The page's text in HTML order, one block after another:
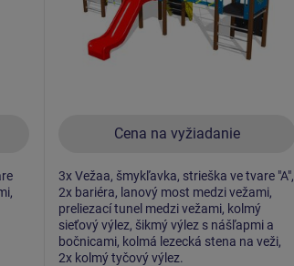
Cena na vyžiadanie
3x Vežaa, šmykľavka, strieška ve tvare "A",
2x bariéra, lanový most medzi vežami,
preliezací tunel medzi vežami, kolmý
sieťový výlez, šikmý výlez s nášľapmi a
bočnicami, kolmá lezecká stena na veži,
2x kolmý tyčový výlez.